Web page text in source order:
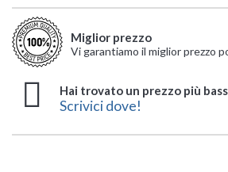
Miglior prezzo
Vi garantiamo il miglior prezzo
Hai trovato un prezzo più
Scrivici dove!